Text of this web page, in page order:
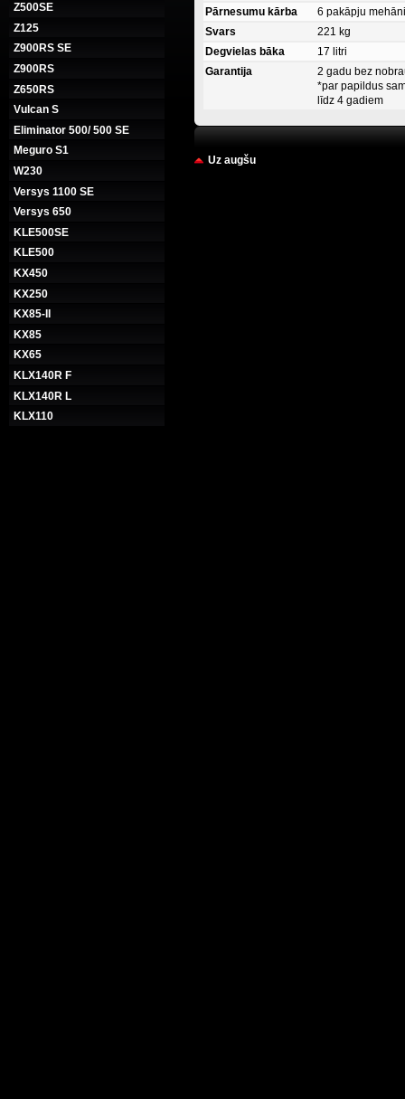
Z500SE
Z125
Z900RS SE
Z900RS
Z650RS
Vulcan S
Eliminator 500/ 500 SE
Meguro S1
W230
Versys 1100 SE
Versys 650
KLE500SE
KLE500
KX450
KX250
KX85-II
KX85
KX65
KLX140R F
KLX140R L
KLX110
Pārnesumu kārba
6 pakāpju
Svars
221 kg
Degvielas bāka
17 litri
Garantija
2 gadu bez
*par papildus
līdz 4 gadiem
Uz augšu